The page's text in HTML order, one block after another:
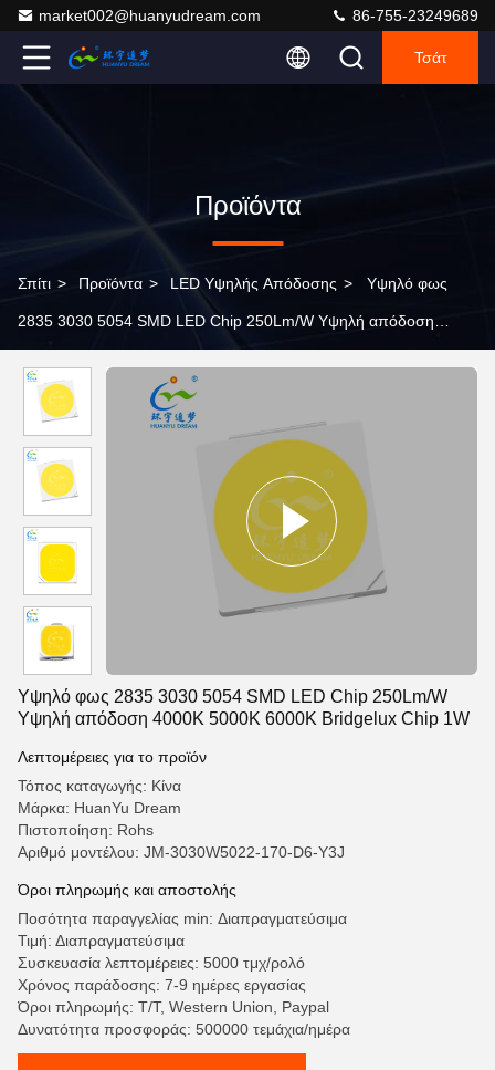
market002@huanyudream.com 86-755-23249689
Τσάτ
Προϊόντα
Σπίτι > Προϊόντα > LED Υψηλής Απόδοσης > Υψηλό φως
2835 3030 5054 SMD LED Chip 250Lm/W Υψηλή απόδοση
Υψηλό φως 2835 3030 5054 SMD LED Chip 250Lm/W
Υψηλή απόδοση 4000K 5000K 6000K Bridgelux Chip 1W
Λεπτομέρειες για το προϊόν
Τόπος καταγωγής: Κίνα
Μάρκα: HuanYu Dream
Πιστοποίηση: Rohs
Αριθμό μοντέλου: JM-3030W5022-170-D6-Y3J
Όροι πληρωμής και αποστολής
Ποσότητα παραγγελίας min: Διαπραγματεύσιμα
Τιμή: Διαπραγματεύσιμα
Συσκευασία λεπτομέρειες: 5000 τμχ/ρολό
Χρόνος παράδοσης: 7-9 ημέρες εργασίας
Όροι πληρωμής: T/T, Western Union, Paypal
Δυνατότητα προσφοράς: 500000 τεμάχια/ημέρα